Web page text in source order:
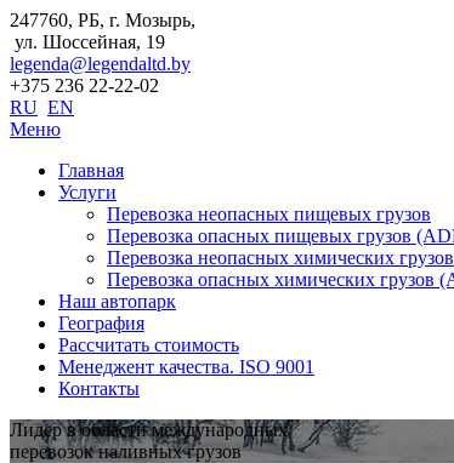
247760, РБ, г. Мозырь,
ул. Шоссейная, 19
legenda@legendaltd.by
+375 236 22-22-02
RU EN
Меню
Главная
Услуги
Перевозка неопасных пищевых грузов
Перевозка опасных пищевых грузов
Перевозка неопасных химических грузов
Перевозка опасных химических грузов
Наш автопарк
География
Рассчитать стоимость
Менеджент качества. ISO 9001
Контакты
Лидер в области международных
перевозок наливных грузов